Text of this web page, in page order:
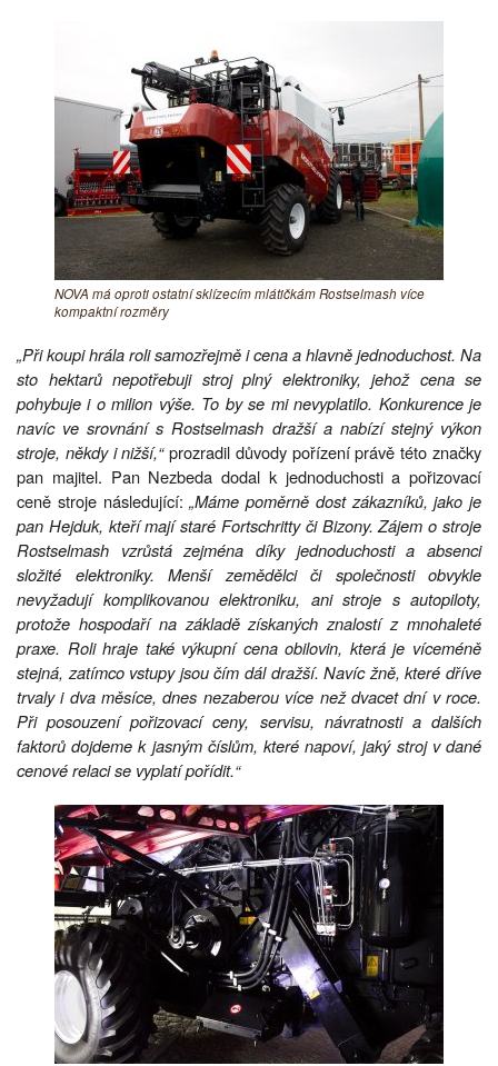
NOVA má oproti ostatní sklízecím mlátičkám Rostselmash více
kompaktní rozměry
„Při koupi hrála roli samozřejmě i cena a hlavně jednoduchost. Na
sto hektarů nepotřebuji stroj plný elektroniky, jehož cena se
pohybuje i o milion výše. To by se mi nevyplatilo. Konkurence je
navíc ve srovnání s Rostselmash dražší a nabízí stejný výkon
stroje, někdy i nižší,“prozradil důvody pořízení právě této značky
pan majitel. Pan Nezbeda dodal k jednoduchosti a pořizovací
ceně stroje následující:„Máme poměrně dost zákazníků, jako je
pan Hejduk, kteří mají staré Fortschritty či Bizony. Zájem o stroje
Rostselmash vzrůstá zejména díky jednoduchosti a absenci
složité elektroniky. Menší zemědělci či společnosti obvykle
nevyžadují komplikovanou elektroniku, ani stroje s autopiloty,
protože hospodaří na základě získaných znalostí z mnohaleté
praxe. Roli hraje také výkupní cena obilovin, která je víceméně
stejná, zatímco vstupy jsou čím dál dražší. Navíc žně, které dříve
trvaly i dva měsíce, dnes nezaberou více než dvacet dní v roce.
Při posouzení pořizovací ceny, servisu, návratnosti a dalších
faktorů dojdeme k jasným číslům, které napoví, jaký stroj v dané
cenové relaci se vyplatí pořídit.“